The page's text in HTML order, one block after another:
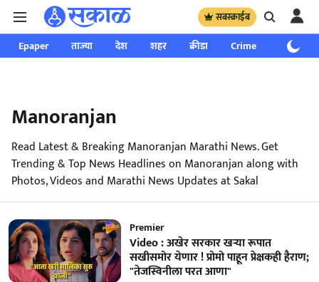
सबस्क्राईब
Epaper ताज्या देश शहर क्रीडा Crime साप्ताहिक
Manoranjan
Read Latest & Breaking Manoranjan Marathi News. Get
Trending & Top News Headlines on Manoranjan along with
Photos, Videos and Marathi News Updates at Sakal
Premier
Video : अखेर सरकार खऱ्या रूपात
सखीसमोर येणार ! प्रोमो पाहून प्रेक्षकही हैराण;
"तेजस्विनीला परत आणा"